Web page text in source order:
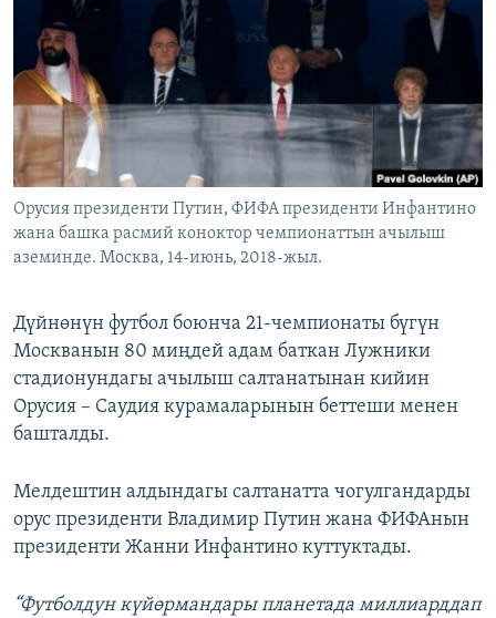
ЭЖЕ-СИҢДИЛЕР
АЗАТТЫК+
ЫҢГАЙСЫЗ СУРООЛОР
ОНЛАЙН ШЕРИНЕ
ЭЕ/АРнун бардык сайттары
Орусия президенти Путин, ФИФА президенти Инфантино
жана башка расмий коноктор чемпионаттын ачылыш
аземинде. Москва, 14-июнь, 2018-жыл.
Дүйнөнүн футбол боюнча 21-чемпионаты бүгүн
Москванын 80 миңдей адам баткан Лужники
стадионундагы ачылыш салтанатынан кийин
Орусия – Саудия курамаларынын беттеши менен
башталды.
Мелдештин алдындагы салтанатта чогулгандарды
орус президенти Владимир Путин жана ФИФАнын
президенти Жанни Инфантино куттуктады.
“Футболдун күйөрмандары планетада миллиарддап